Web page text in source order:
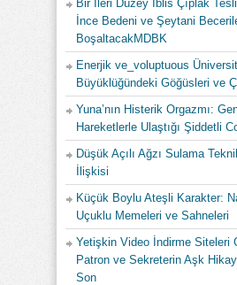
Bir İleri Düzey İblis Çıplak
İnce Bedeni ve Şeytani
BoşaltacakMDBK
Enerjik ve_voluptuous
Büyüklüğündeki Göğüsleri ve
Yuna’nın Histerik Orgazmı:
Hareketlerle Ulaştığı Şiddetli
Düşük Açılı Ağzı Sulama
İlişkisi
Küçük Boylu Ateşli Karakter:
Uçuklu Memeleri ve Sahneleri
Yetişkin Video İndirme Siteleri
Patron ve Sekreterin Aşk
Son